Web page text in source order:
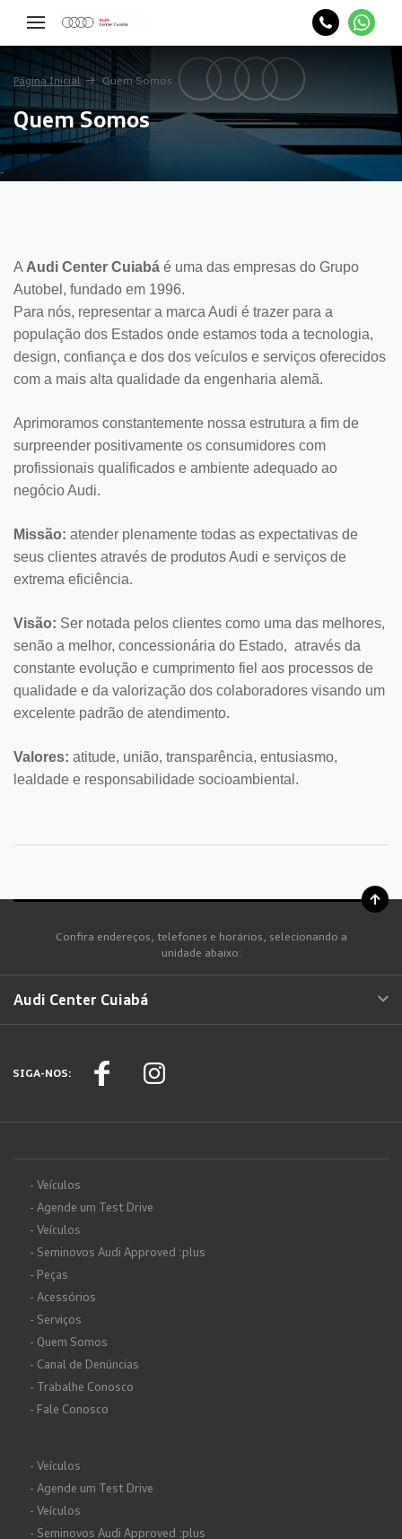
Página Inicial Quem Somos
Quem Somos
A Audi Center Cuiabá é uma das empresas do Grupo
Autobel, fundado em 1996.
Para nós, representar a marca Audi é trazer para a
população dos Estados onde estamos toda a tecnologia,
design, confiança e dos dos veículos e serviços oferecidos
com a mais alta qualidade da engenharia alemã.
Aprimoramos constantemente nossa estrutura a fim de
surpreender positivamente os consumidores com
profissionais qualificados e ambiente adequado ao
negócio Audi.
Missão: atender plenamente todas as expectativas de
seus clientes através de produtos Audi e serviços de
extrema eficiência.
Visão: Ser notada pelos clientes como uma das melhores,
senão a melhor, concessionária do Estado, através da
constante evolução e cumprimento fiel aos processos de
qualidade e da valorização dos colaboradores visando um
excelente padrão de atendimento.
Valores: atitude, união, transparência, entusiasmo,
lealdade e responsabilidade socioambiental.
Confira endereços, telefones e horários, selecionando a
unidade abaixo:
Audi Center Cuiabá
SIGA-NOS:
- Veículos
- Agende um Test Drive
- Veículos
- Seminovos Audi Approved :plus
- Peças
- Acessórios
- Serviços
- Quem Somos
- Canal de Denúncias
- Trabalhe Conosco
- Fale Conosco
- Veículos
- Agende um Test Drive
- Veículos
- Seminovos Audi Approved :plus